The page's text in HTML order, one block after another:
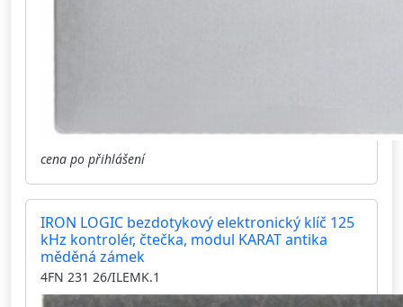
cena po přihlášení
IRON LOGIC bezdotykový elektronický klíč 125
kHz kontrolér, čtečka, modul KARAT antika
měděná zámek
4FN 231 26/ILEMK.1